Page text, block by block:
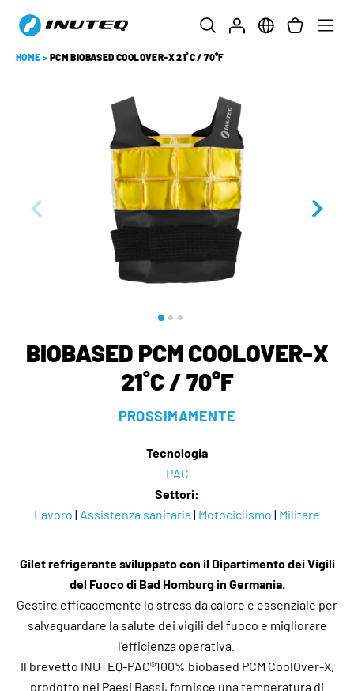
HOME > PCM BIOBASED COOLOVER-X 21˚C / 70°F
BIOBASED PCM COOLOVER-X
21˚C / 70°F
PROSSIMAMENTE
Tecnologia
PAC
Settori:
Lavoro | Assistenza sanitaria | Motociclismo | Militare
Gilet refrigerante sviluppato con il Dipartimento dei Vigili
del Fuoco di Bad Homburg in Germania.
Gestire efficacemente lo stress da calore è essenziale per
salvaguardare la salute dei vigili del fuoco e migliorare
l'efficienza operativa.
Il brevetto INUTEQ-PAC®100% biobased PCM CoolOver-X,
prodotto nei Paesi Bassi, fornisce una temperatura di